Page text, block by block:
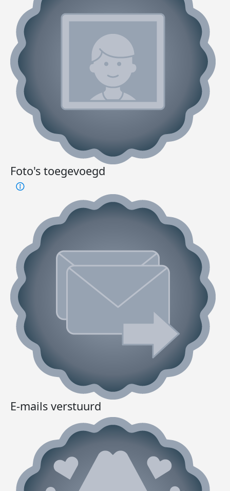
Foto's toegevoegd
E-mails verstuurd